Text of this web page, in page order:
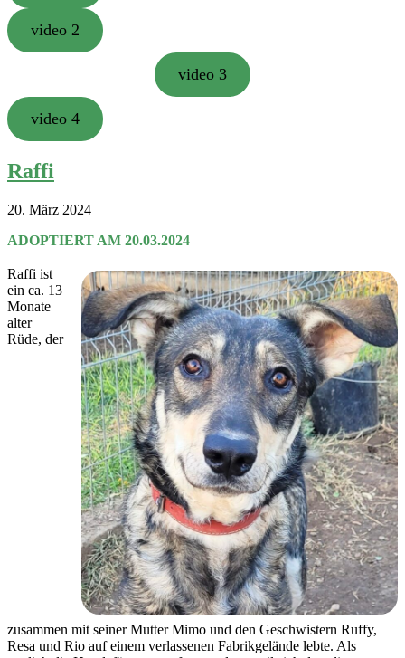
video 2
video 3
video 4
Raffi
20. März 2024
ADOPTIERT AM 20.03.2024
Raffi ist
ein ca. 13
Monate
alter
Rüde, der
zusammen mit seiner Mutter Mimo und den Geschwistern Ruffy,
Resa und Rio auf einem verlassenen Fabrikgelände lebte. Als